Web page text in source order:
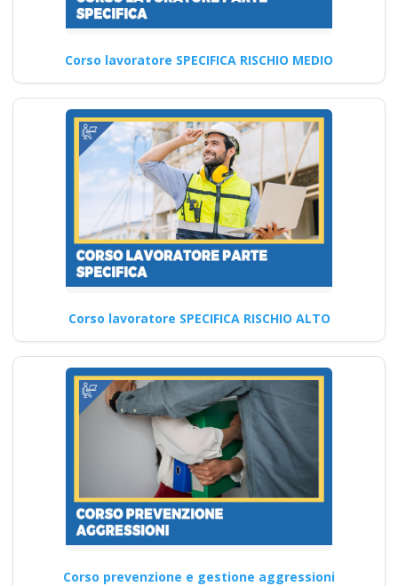
medio rischio
coinvolgere attivamente i
lavoratori nella prevenzione
dei…
Continua
Corso lavoratore SPECIFICA RISCHIO MEDIO
Corso lavoratore SPECIFICA RISCHIO ALTO
Corso prevenzione e gestione aggressioni